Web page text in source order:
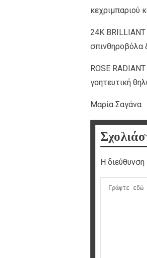
κεχριμπαριού
24K BRILLIANT
σπινθηροβόλα
ROSE
γοητευτική
Μαρία Σαγάνα
Η